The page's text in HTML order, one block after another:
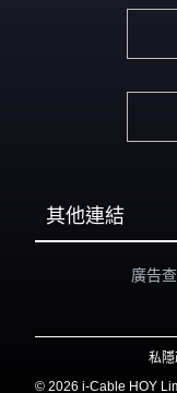
其他連結
廣告
私
© 2026 i-Cable HOY